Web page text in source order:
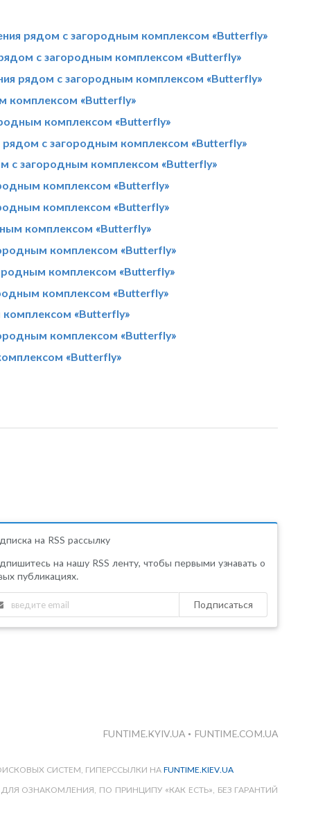
рядом с загородным комплексом «Butterfly»
с загородным комплексом «Butterfly»
рядом с загородным комплексом «Butterfly»
комплексом «Butterfly»
комплексом «Butterfly»
рядом с загородным комплексом «Butterfly»
с загородным комплексом «Butterfly»
комплексом «Butterfly»
комплексом «Butterfly»
комплексом «Butterfly»
комплексом «Butterfly»
комплексом «Butterfly»
комплексом «Butterfly»
комплексом «Butterfly»
комплексом «Butterfly»
«Butterfly»
на RSS рассылку
на нашу RSS ленту, чтобы первыми узнавать о
публикациях.
Подписаться
FUNTIME.KYIV.UA • FUNTIME.COM.UA
СИСТЕМ, ГИПЕРССЫЛКИ НА FUNTIME.KIEV.UA
ОЗНАКОМЛЕНИЯ, ПО ПРИНЦИПУ «КАК ЕСТЬ», БЕЗ ГАРАНТИЙ